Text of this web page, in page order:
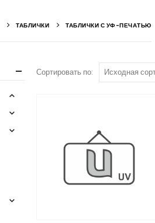
ТАБЛИЧКИ ТАБЛИЧКИ С УФ-ПЕЧАТЬЮ
Сортировать по: